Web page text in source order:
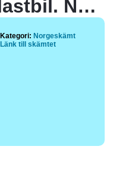
Två norrmän var ute och körde lastbil. När de närmade sig en tunnel som hade en höjd på 3,4 meter, insåg de att deras lastbil var 3,5 meter hög. Den ene av dem frågade:
Kategori: Norgeskämt
Länk till skämtet